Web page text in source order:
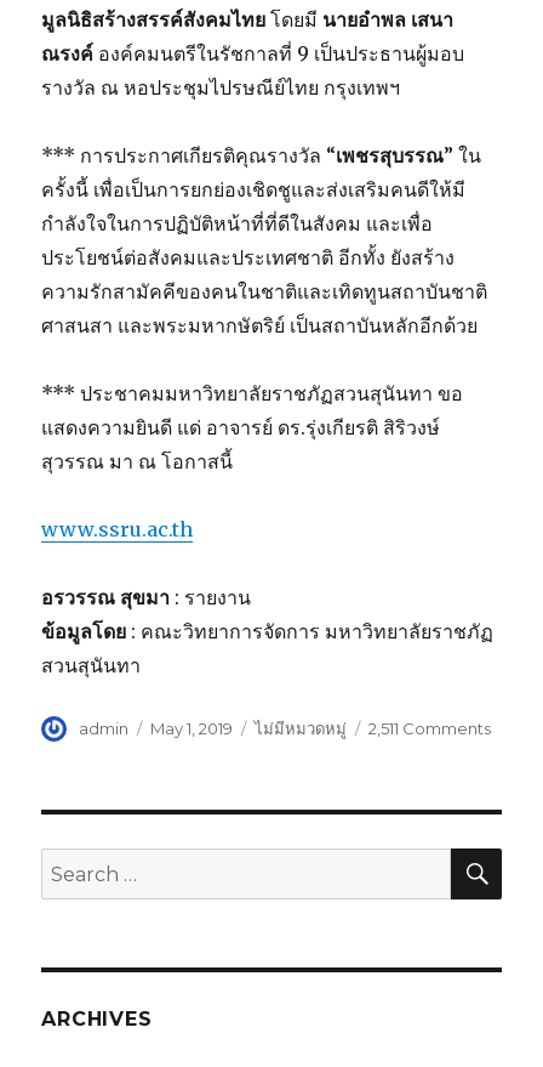
มูลนิธิสร้างสรรค์สังคมไทย โดยมี นายอำพล เสนา
ณรงค์ องค์คมนตรีในรัชกาลที่ 9 เป็นประธานผู้มอบ
รางวัล ณ หอประชุมไปรษณีย์ไทย กรุงเทพฯ
*** การประกาศเกียรติคุณรางวัล “เพชรสุบรรณ” ใน
ครั้งนี้ เพื่อเป็นการยกย่องเชิดชูและส่งเสริมคนดีให้มี
กำลังใจในการปฏิบัติหน้าที่ที่ดีในสังคม และเพื่อ
ประโยชน์ต่อสังคมและประเทศชาติ อีกทั้ง ยังสร้าง
ความรักสามัคคีของคนในชาติและเทิดทูนสถาบันชาติ
ศาสนสา และพระมหากษัตริย์ เป็นสถาบันหลักอีกด้วย
*** ประชาคมมหาวิทยาลัยราชภัฏสวนสุนันทา ขอ
แสดงความยินดี แด่ อาจารย์ ดร.รุ่งเกียรติ สิริวงษ์
สุวรรณ มา ณ โอกาสนี้
www.ssru.ac.th
อรวรรณ สุขมา : รายงาน
ข้อมูลโดย : คณะวิทยาการจัดการ มหาวิทยาลัยราชภัฏ
สวนสุนันทา
Author
admin
Posted
May 1, 2019 Categories
ไม่มีหมวดหมู่ 2,511 Comments
ต้นแบบ
Search
for:
ARCHIVES